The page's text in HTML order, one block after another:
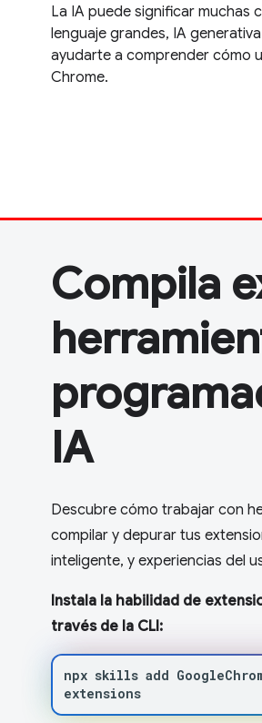
La IA puede significar muchas
lenguaje grandes, IA
ayudarte a comprender cómo
Chrome.
Compila
IA
Descubre cómo trabajar con
compilar y depurar tus
inteligente, y experiencias del
Instala la habilidad de
través de la CLI:
npx skills add
extensions